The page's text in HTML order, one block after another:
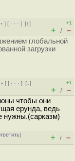
] [ · · ·][↑]
+1
+ / –
глобальной
загрузки
] [ · · ·][↓]
+1
+ / –
чтобы они
ерунда, ведь
нужны.(сарказм)
]
+ / –